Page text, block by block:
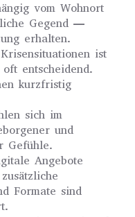
vom Wohnort
Gegend —
erhalten.
ist
entscheidend.
kurzfristig
sich im
und
Gefühle.
Angebote
Formate sind